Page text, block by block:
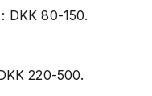
DKK 80-150.
220-500.